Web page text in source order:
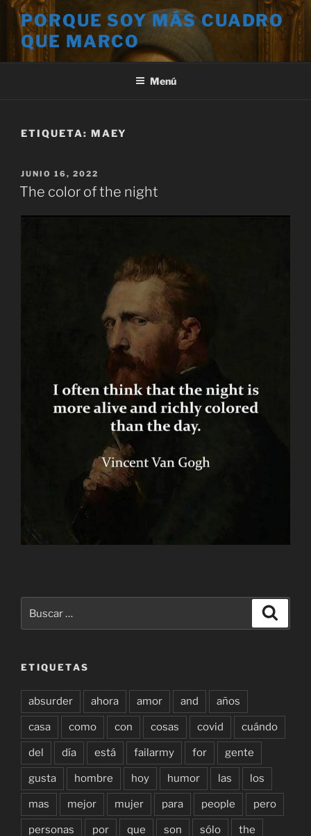
Saltar
contenido
PORQUE SOY MÁS CUADRO
QUE MARCO
Menú
ETIQUETA: MAEY
PUBLICADO
EL
JUNIO 16, 2022
The color of the night
por:
ETIQUETAS
absurder ahora amor and años
casa como con cosas covid cuándo
del día está failarmy for gente
gusta hombre hoy humor las los
mas mejor mujer para people pero
personas por que son sólo the